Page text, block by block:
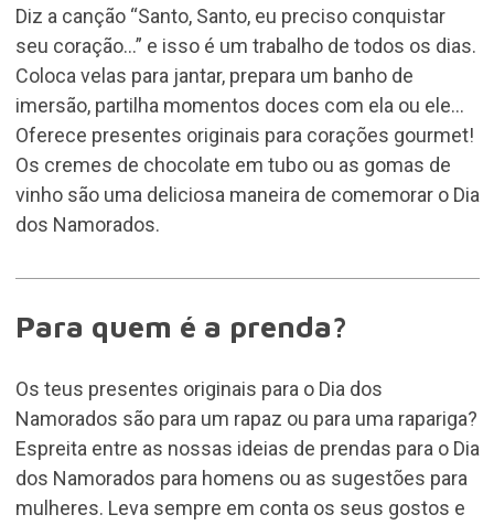
Diz a canção “Santo, Santo, eu preciso conquistar
seu coração...” e isso é um trabalho de todos os dias.
Coloca velas para jantar, prepara um banho de
imersão, partilha momentos doces com ela ou ele...
Oferece presentes originais para corações gourmet!
Os cremes de chocolate em tubo ou as gomas de
vinho são uma deliciosa maneira de comemorar o Dia
dos Namorados.
Para quem é a prenda?
Os teus presentes originais para o Dia dos
Namorados são para um rapaz ou para uma rapariga?
Espreita entre as nossas ideias de prendas para o Dia
dos Namorados para homens ou as sugestões para
mulheres. Leva sempre em conta os seus gostos e